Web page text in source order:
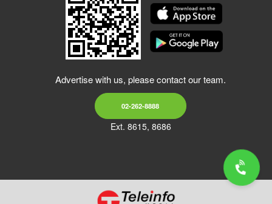
Advertise with us, please contact our team.
02-262-8888
Ext. 8615, 8686